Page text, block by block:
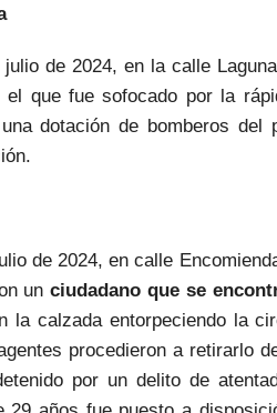
de 2024, en la calle
el que fue sofocado por la
dotación de bomberos del
de 2024, en calle
unciudadano que se
la calzada entorpeciendo la
procedieron a retirarlo
por un delito de